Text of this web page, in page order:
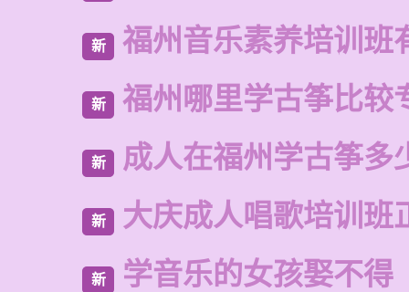
新 福州音乐素养培训班
新 福州哪里学古筝比较
新 成人在福州学古筝多
新 大庆成人唱歌培训班
新 学音乐的女孩娶不得